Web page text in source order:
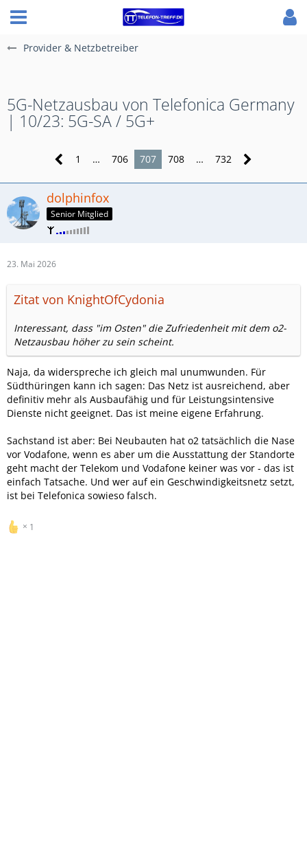
Provider & Netzbetreiber
5G-Netzausbau von Telefonica Germany
| 10/23: 5G-SA / 5G+
1 … 706 707 708 … 732
dolphinfox
Senior Mitglied
23. Mai 2026
Zitat von KnightOfCydonia
Interessant, dass "im Osten" die Zufriedenheit mit dem o2-
Netzausbau höher zu sein scheint.
Naja, da widerspreche ich gleich mal unumwunden. Für
Südthüringen kann ich sagen: Das Netz ist ausreichend, aber
definitiv mehr als Ausbaufähig und für Leistungsintensive
Dienste nicht geeignet. Das ist meine eigene Erfahrung.
Sachstand ist aber: Bei Neubauten hat o2 tatsächlich die Nase
vor Vodafone, wenn es aber um die Ausstattung der Standorte
geht macht der Telekom und Vodafone keiner was vor - das ist
einfach Tatsache. Und wer auf ein Geschwindigkeitsnetz setzt,
ist bei Telefonica sowieso falsch.
1